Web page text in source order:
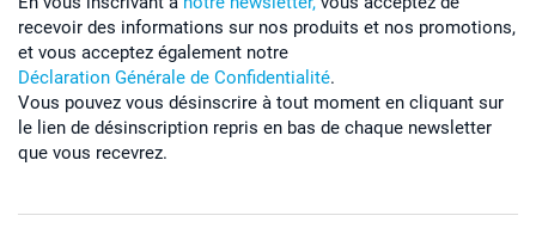
recevoir des informations sur nos produits et nos promotions,
et vous acceptez également notre
Déclaration Générale de Confidentialité.
Vous pouvez vous désinscrire à tout moment en cliquant sur
le lien de désinscription repris en bas de chaque newsletter
que vous recevrez.